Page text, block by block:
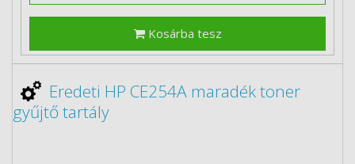
Kosárba tesz
Eredeti HP CE254A maradék toner
gyűjtő tartály